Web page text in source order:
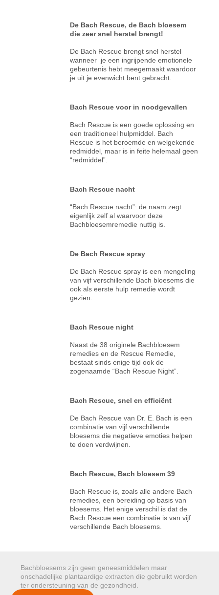
De Bach Rescue, de Bach bloesem
die zeer snel herstel brengt!
De Bach Rescue brengt snel herstel
wanneer je een ingrijpende emotionele
gebeurtenis hebt meegemaakt waardoor
je uit je evenwicht bent gebracht.
Bach Rescue voor in noodgevallen
Bach Rescue is een goede oplossing en
een traditioneel hulpmiddel. Bach
Rescue is het beroemde en welgekende
redmiddel, maar is in feite helemaal geen
“redmiddel”.
Bach Rescue nacht
“Bach Rescue nacht”: de naam zegt
eigenlijk zelf al waarvoor deze
Bachbloesemremedie nuttig is.
De Bach Rescue spray
De Bach Rescue spray is een mengeling
van vijf verschillende Bach bloesems die
ook als eerste hulp remedie wordt
gezien.
Bach Rescue night
Naast de 38 originele Bachbloesem
remedies en de Rescue Remedie,
bestaat sinds enige tijd ook de
zogenaamde “Bach Rescue Night”.
Bach Rescue, snel en efficiënt
De Bach Rescue van Dr. E. Bach is een
combinatie van vijf verschillende
bloesems die negatieve emoties helpen
te doen verdwijnen.
Bach Rescue, Bach bloesem 39
Bach Rescue is, zoals alle andere Bach
remedies, een bereiding op basis van
bloesems. Het enige verschil is dat de
Bach Rescue een combinatie is van vijf
verschillende Bach bloesems.
Bachbloesems zijn geen geneesmiddelen maar
onschadelijke plantaardige extracten die gebruikt worden
ter ondersteuning van de gezondheid.